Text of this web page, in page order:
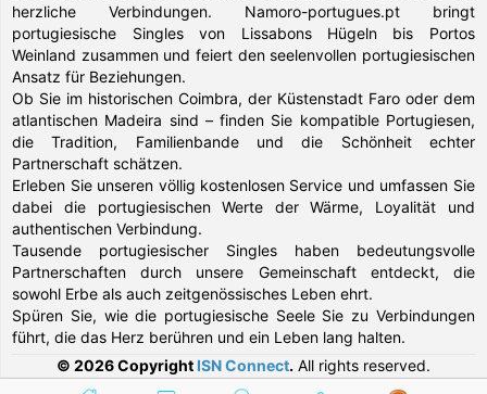
herzliche Verbindungen. Namoro-portugues.pt bringt
portugiesische Singles von Lissabons Hügeln bis Portos
Weinland zusammen und feiert den seelenvollen portugiesischen
Ansatz für Beziehungen.
Ob Sie im historischen Coimbra, der Küstenstadt Faro oder dem
atlantischen Madeira sind – finden Sie kompatible Portugiesen,
die Tradition, Familienbande und die Schönheit echter
Partnerschaft schätzen.
Erleben Sie unseren völlig kostenlosen Service und umfassen Sie
dabei die portugiesischen Werte der Wärme, Loyalität und
authentischen Verbindung.
Tausende portugiesischer Singles haben bedeutungsvolle
Partnerschaften durch unsere Gemeinschaft entdeckt, die
sowohl Erbe als auch zeitgenössisches Leben ehrt.
Spüren Sie, wie die portugiesische Seele Sie zu Verbindungen
führt, die das Herz berühren und ein Leben lang halten.
© 2026 Copyright ISN Connect. All rights reserved.